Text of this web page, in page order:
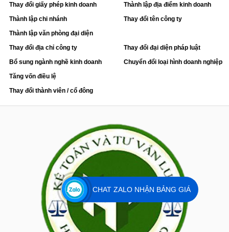
Thay đổi giấy phép kinh doanh
Thành lập chi nhánh
Thành lập văn phòng đại diện
Thành lập địa điểm kinh doanh
Thay đổi tên công ty
Thay đổi địa chỉ công ty
Bổ sung ngành nghề kinh doanh
Tăng vốn điều lệ
Thay đổi thành viên / cổ đông
Thay đổi đại diện pháp luật
Chuyển đổi loại hình doanh nghiệp
CHAT ZALO NHẬN BẢNG GIÁ